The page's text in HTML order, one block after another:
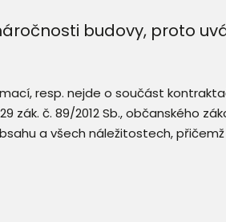
budovy, proto
resp. nejde o součást
zák. č. 89/2012 Sb., občanského
a všech náležitostech,